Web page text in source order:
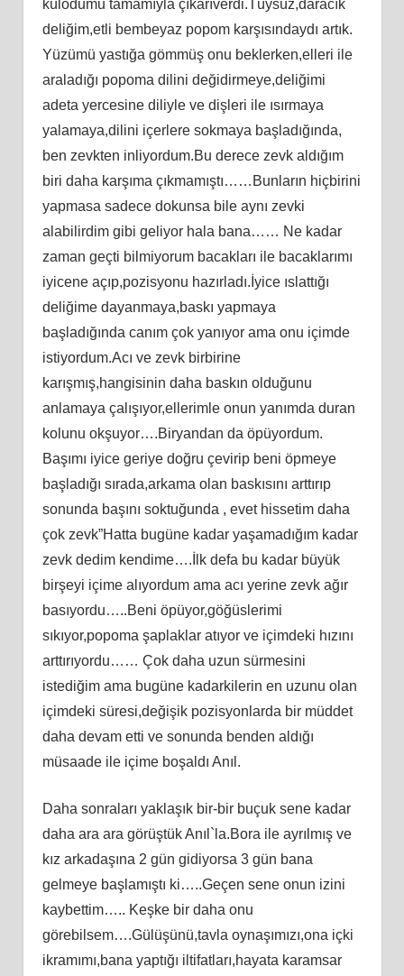
külodumu tamamıyla çıkarıverdi.Tüysüz,daracık
deliğim,etli bembeyaz popom karşısındaydı artık.
Yüzümü yastığa gömmüş onu beklerken,elleri ile
araladığı popoma dilini değidirmeye,deliğimi
adeta yercesine diliyle ve dişleri ile ısırmaya
yalamaya,dilini içerlere sokmaya başladığında,
ben zevkten inliyordum.Bu derece zevk aldığım
biri daha karşıma çıkmamıştı……Bunların hiçbirini
yapmasa sadece dokunsa bile aynı zevki
alabilirdim gibi geliyor hala bana…… Ne kadar
zaman geçti bilmiyorum bacakları ile bacaklarımı
iyicene açıp,pozisyonu hazırladı.İyice ıslattığı
deliğime dayanmaya,baskı yapmaya
başladığında canım çok yanıyor ama onu içimde
istiyordum.Acı ve zevk birbirine
karışmış,hangisinin daha baskın olduğunu
anlamaya çalışıyor,ellerimle onun yanımda duran
kolunu okşuyor….Biryandan da öpüyordum.
Başımı iyice geriye doğru çevirip beni öpmeye
başladığı sırada,arkama olan baskısını arttırıp
sonunda başını soktuğunda , evet hissetim daha
çok zevk”Hatta bugüne kadar yaşamadığım kadar
zevk dedim kendime….İlk defa bu kadar büyük
birşeyi içime alıyordum ama acı yerine zevk ağır
basıyordu…..Beni öpüyor,göğüslerimi
sıkıyor,popoma şaplaklar atıyor ve içimdeki hızını
arttırıyordu…… Çok daha uzun sürmesini
istediğim ama bugüne kadarkilerin en uzunu olan
içimdeki süresi,değişik pozisyonlarda bir müddet
daha devam etti ve sonunda benden aldığı
müsaade ile içime boşaldı Anıl.
Daha sonraları yaklaşık bir-bir buçuk sene kadar
daha ara ara görüştük Anıl`la.Bora ile ayrılmış ve
kız arkadaşına 2 gün gidiyorsa 3 gün bana
gelmeye başlamıştı ki…..Geçen sene onun izini
kaybettim….. Keşke bir daha onu
görebilsem….Gülüşünü,tavla oynaşımızı,ona içki
ikramımı,bana yaptığı iltifatları,hayata karamsar